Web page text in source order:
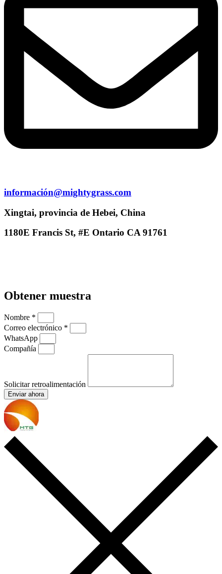
información@mightygrass.com
Xingtai, provincia de Hebei, China
1180E Francis St, #E Ontario CA 91761
Obtener muestra
Nombre *
Correo electrónico *
WhatsApp
Compañía
Solicitar retroalimentación
Enviar ahora